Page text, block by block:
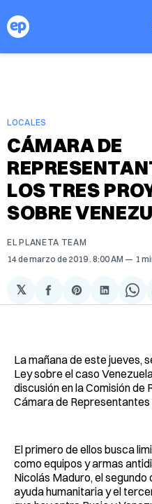
LOCALES
CÁMARA DE
LOS TRES
SOBRE
EL PLANETA TEAM
14 de marzo de 2019 . 8:00 AM 1
𝕏
Compartir
en
Share
on
en
on
La mañana de este jueves,
Ley sobre el caso
discusión en la Comisión
Cámara de Representantes
El primero de ellos busca
como equipos y armas
Nicolás Maduro, el
ayuda humanitaria y el